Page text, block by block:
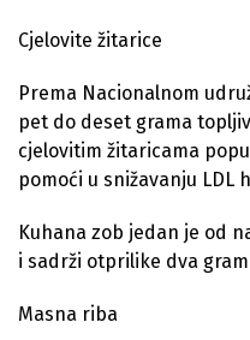
Cjelovite žitarice
Prema Nacionalnom
pet do deset grama
cjelovitim žitaricama
pomoći u snižavanju LDL
Kuhana zob jedan je od
i sadrži otprilike dva
Masna riba